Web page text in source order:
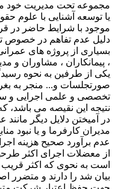
مجموعه تحت مدیریت خود
یا توسعه آشنایی با علوم
موجود با شرایط حاضر در
دلیل عدم تفاهم در خصوص
بسیاری از پروژه های
، پیمانکاران ، مشاوران و
یکی از طرفین به نحوه
صورتجلسات و... منجر به
تخصصی و علمی اجرایی
نتیجه این نقیصه می باشد،
در آمیختن دلایل دیگر
مدیران کارفرما و یا نبود
عدم برآورد صحیح هزینه
از معضلات اجرای اکثر
است به نحوی که اکثر قریب
بیان شد را دارند و متضرر